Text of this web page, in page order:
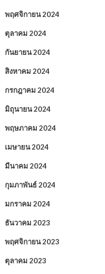
พฤศจิกายน 2024
ตุลาคม 2024
กันยายน 2024
สิงหาคม 2024
กรกฎาคม 2024
มิถุนายน 2024
พฤษภาคม 2024
เมษายน 2024
มีนาคม 2024
กุมภาพันธ์ 2024
มกราคม 2024
ธันวาคม 2023
พฤศจิกายน 2023
ตุลาคม 2023